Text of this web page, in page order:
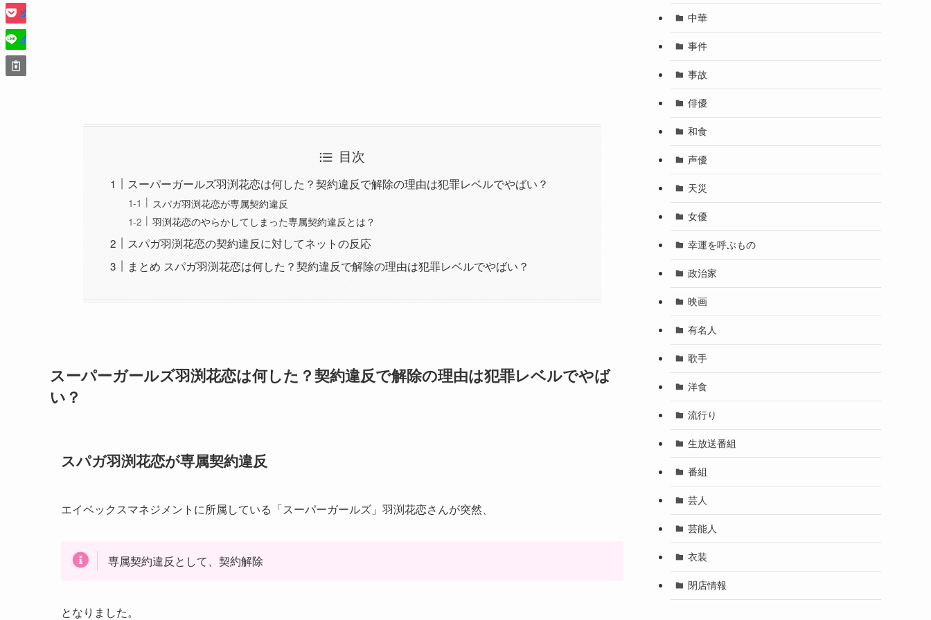
目次
スーパーガールズ羽渕花恋は何した？契約違反で解除の理由は犯罪レベルでやばい？
スパガ羽渕花恋が専属契約違反
羽渕花恋のやらかしてしまった専属契約違反とは？
スパガ羽渕花恋の契約違反に対してネットの反応
まとめ スパガ羽渕花恋は何した？契約違反で解除の理由は犯罪レベルでやばい？
スーパーガールズ羽渕花恋は何した？契約違反で解除の理由は犯罪レベルでやば
い？
スパガ羽渕花恋が専属契約違反
エイベックスマネジメントに所属している「スーパーガールズ」羽渕花恋さんが突然、
専属契約違反として、契約解除
となりました。
中華
事件
事故
俳優
和食
声優
天災
女優
幸運を呼ぶもの
政治家
映画
有名人
歌手
洋食
流行り
生放送番組
番組
芸人
芸能人
衣装
閉店情報